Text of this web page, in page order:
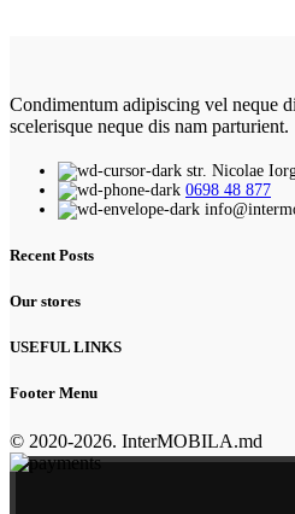
Condimentum adipiscing vel neque
scelerisque neque dis nam parturient.
str. Nicolae
0698 48 877
Recent Posts
Our stores
USEFUL LINKS
Footer Menu
© 2020-2026. InterMOBILA.md